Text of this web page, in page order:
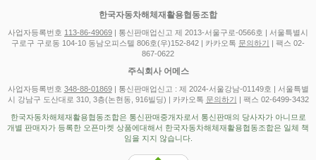
한국자동차해체재활용협동조합
사업자등록번호 113-86-49069 | 통신판매업신고 제 2013-서울구로-0566호 | 서울특별시
구로구 구로동 104-10 동남오피스텔 806호(우)152-842 | 카카오톡 문의하기 | 팩스 02-
867-0622
주식회사 어메스
사업자등록번호 348-88-01869| 통신판매업신고 : 제 2024-서울강남-01149호 | 서울특별
시 강남구 도산대로 310, 3층(논현동, 916빌딩) | 카카오톡 문의하기 | 팩스 02-6499-3432
한국자동차해체재활용협동조합은 통신판매중개자로서 통신판매의 당사자가 아니므로
개별 판매자가 등록한 오픈마켓 상품에대해서 한국자동차해체재활용협동조합은 일체 책
임을 지지 않습니다.